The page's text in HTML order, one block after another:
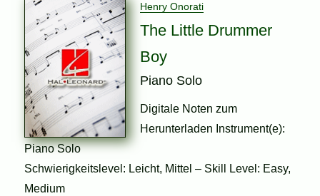
Henry Onorati
The Little Drummer
Boy
Piano Solo
Digitale Noten zum
Herunterladen Instrument(e):
Piano Solo
Schwierigkeitslevel: Leicht, Mittel – Skill Level: Easy,
Medium